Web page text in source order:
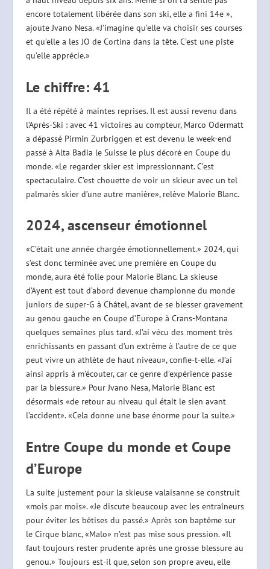
encore totalement libérée dans son ski, elle a fini 14e »,
ajoute Jvano Nesa. «J’imagine qu’elle va choisir ses courses
et qu’elle a les JO de Cortina dans la tête. C’est une piste
qu’elle apprécie.»
Le chiffre: 41
Il a été répété à maintes reprises. Il est aussi revenu dans
l’Après-Ski : avec 41 victoires au compteur, Marco Odermatt
a dépassé Pirmin Zurbriggen et est devenu le week-end
passé à Alta Badia le Suisse le plus décoré en Coupe du
monde. «Le regarder skier est impressionnant. C’est
spectaculaire. C’est chouette de voir un skieur avec un tel
palmarès skier d’une autre manière», relève Malorie Blanc.
2024, ascenseur émotionnel
«C’était une année chargée émotionnellement.» 2024, qui
s’est donc terminée avec une première en Coupe du
monde, aura été folle pour Malorie Blanc. La skieuse
d’Ayent est tout d’abord devenue championne du monde
juniors de super-G à Châtel, avant de se blesser gravement
au genou gauche en Coupe d’Europe à Crans-Montana
quelques semaines plus tard. «J’ai vécu des moment très
enrichissants en passant d’un extrême à l’autre de ce que
peut vivre un athlète de haut niveau», confie-t-elle. «J’ai
ainsi appris à m’écouter, car ce genre d’expérience passe
par la blessure.» Pour Jvano Nesa, Malorie Blanc est
désormais «de retour au niveau qui était le sien avant
l’accident». «Cela donne une base énorme pour la suite.»
Entre Coupe du monde et Coupe
d’Europe
La suite justement pour la skieuse valaisanne se construit
«mois par mois». «Je discute beaucoup avec les entraîneurs
pour éviter les bêtises du passé.» Après son baptême sur
le Cirque blanc, «Malo» n’est pas mise sous pression. «Il
faut toujours rester prudente après une grosse blessure au
genou.» Toujours est-il que, selon son propre aveu, elle